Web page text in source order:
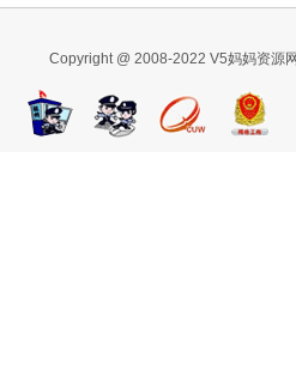
Copyright @ 2008-2022 V5妈妈资源